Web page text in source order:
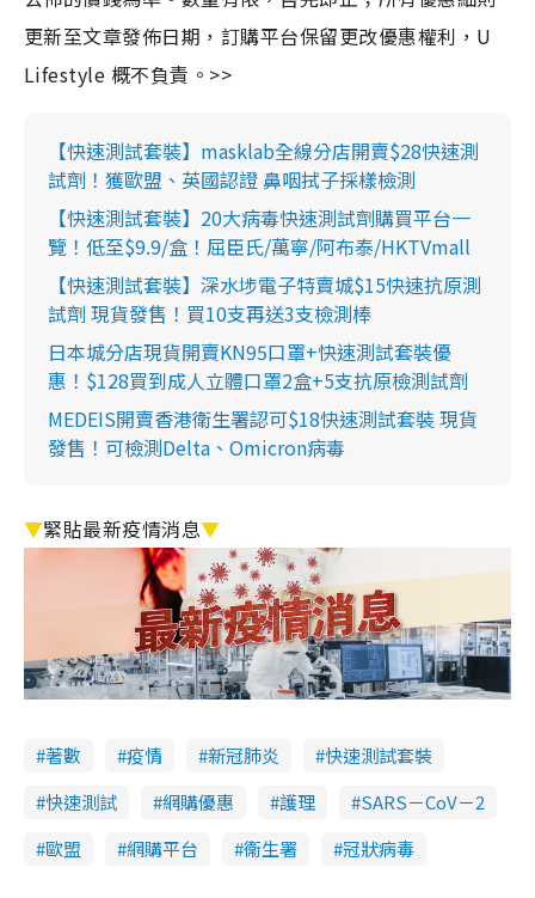
更新至文章發佈日期，訂購平台保留更改優惠權利，U
Lifestyle 概不負責。>>
【快速測試套裝】masklab全線分店開賣$28快速測
試劑！獲歐盟、英國認證 鼻咽拭子採樣檢測
【快速測試套裝】20大病毒快速測試劑購買平台一
覽！低至$9.9/盒！屈臣氏/萬寧/阿布泰/HKTVmall
【快速測試套裝】深水埗電子特賣城$15快速抗原測
試劑 現貨發售！買10支再送3支檢測棒
日本城分店現貨開賣KN95口罩+快速測試套裝優
惠！$128買到成人立體口罩2盒+5支抗原檢測試劑
MEDEIS開賣香港衛生署認可$18快速測試套裝 現貨
發售！可檢測Delta、Omicron病毒
▼緊貼最新疫情消息▼
著數 疫情 新冠肺炎
快速測試套裝
快速測試
網購優惠 護理
SARS－CoV－2
歐盟
網購平台 衞生署 冠狀病毒